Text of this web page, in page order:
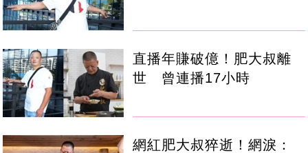
直播年賺破億！肥大叔離
世 曾連播17小時
網紅肥大叔猝逝！網淚：